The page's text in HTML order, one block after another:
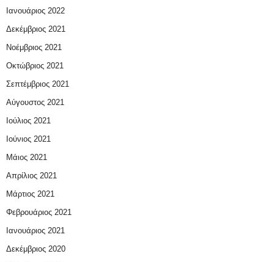
Ιανουάριος 2022
Δεκέμβριος 2021
Νοέμβριος 2021
Οκτώβριος 2021
Σεπτέμβριος 2021
Αύγουστος 2021
Ιούλιος 2021
Ιούνιος 2021
Μάιος 2021
Απρίλιος 2021
Μάρτιος 2021
Φεβρουάριος 2021
Ιανουάριος 2021
Δεκέμβριος 2020